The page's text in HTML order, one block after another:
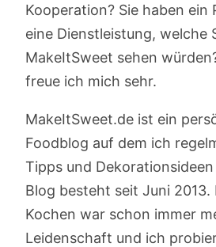
Kooperation? Sie haben ein
eine Dienstleistung, welche
MakeItSweet sehen
freue ich mich sehr.
MakeItSweet.de ist ein
Foodblog auf dem ich
Tipps und
Blog besteht seit Juni 2013.
Kochen war schon immer
Leidenschaft und ich